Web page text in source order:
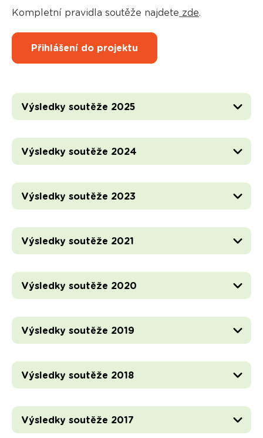
Kompletní pravidla soutěže najdete zde.
Přihlášení do projektu
Výsledky soutěže 2025
Výsledky soutěže 2024
Výsledky soutěže 2023
Výsledky soutěže 2021
Výsledky soutěže 2020
Výsledky soutěže 2019
Výsledky soutěže 2018
Výsledky soutěže 2017